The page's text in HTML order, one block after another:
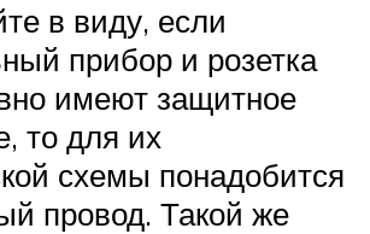
в виду, если
прибор и розетка
имеют защитное
то для их
схемы понадобится
провод. Такой же